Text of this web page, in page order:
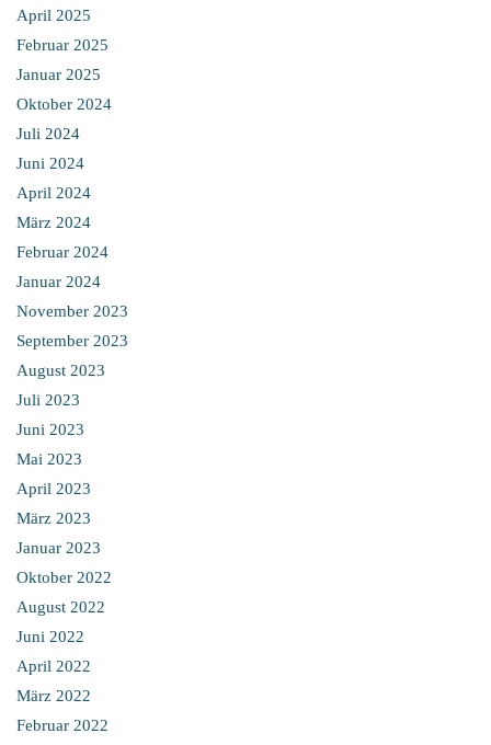
April 2025
Februar 2025
Januar 2025
Oktober 2024
Juli 2024
Juni 2024
April 2024
März 2024
Februar 2024
Januar 2024
November 2023
September 2023
August 2023
Juli 2023
Juni 2023
Mai 2023
April 2023
März 2023
Januar 2023
Oktober 2022
August 2022
Juni 2022
April 2022
März 2022
Februar 2022